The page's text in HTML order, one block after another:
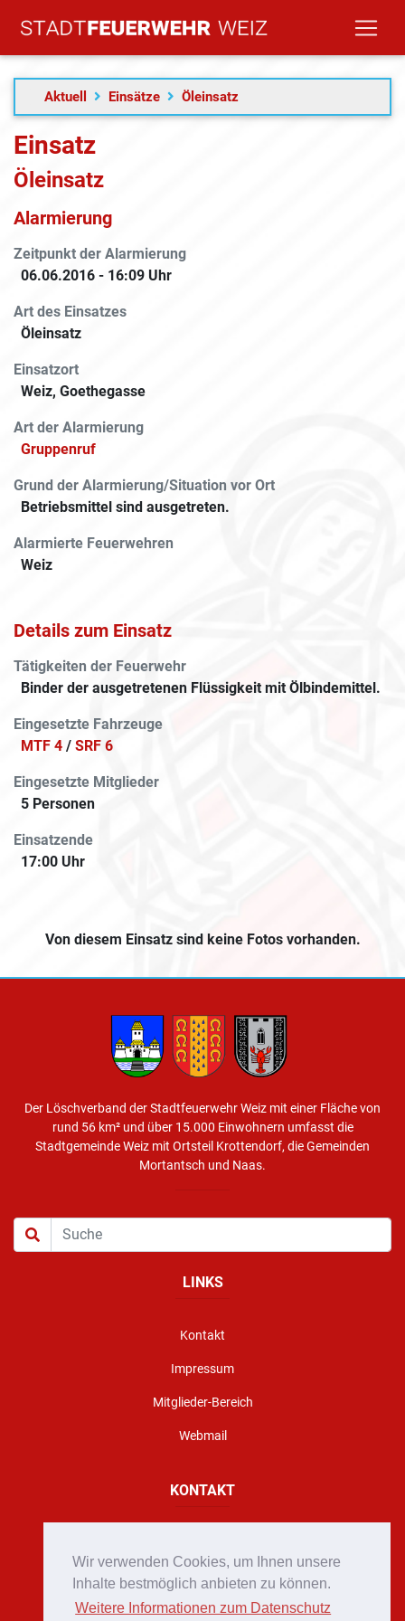
Wir verwenden Cookies, um Ihnen unsere
Inhalte bestmöglich anbieten zu können.
Weitere Informationen zum Datenschutz
Aktuell Einsätze Öleinsatz
Einsatz
Öleinsatz
Alarmierung
Zeitpunkt der Alarmierung
06.06.2016 - 16:09 Uhr
Art des Einsatzes
Öleinsatz
Einsatzort
Weiz, Goethegasse
Art der Alarmierung
Gruppenruf
Grund der Alarmierung/Situation vor Ort
Betriebsmittel sind ausgetreten.
Alarmierte Feuerwehren
Weiz
Details zum Einsatz
Tätigkeiten der Feuerwehr
Binder der ausgetretenen Flüssigkeit mit Ölbindemittel.
Eingesetzte Fahrzeuge
MTF 4 / SRF 6
Eingesetzte Mitglieder
5 Personen
Einsatzende
17:00 Uhr
Von diesem Einsatz sind keine Fotos vorhanden.
Der Löschverband der Stadtfeuerwehr Weiz mit einer Fläche von
rund 56 km² und über 15.000 Einwohnern umfasst die
Stadtgemeinde Weiz mit Ortsteil Krottendorf, die Gemeinden
Mortantsch und Naas.
LINKS
Kontakt
Impressum
Mitglieder-Bereich
Webmail
KONTAKT
office@stadtfeuerwehr-weiz.at
Notruf 122